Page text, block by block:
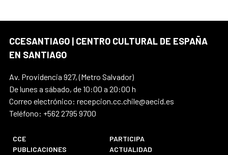
CCESANTIAGO | CENTRO CULTURAL DE ESPAÑA
EN SANTIAGO
Av. Providencia 927, (Metro Salvador)
De lunes a sábado, de 10:00 a 20:00 h
Correo electrónico: recepcion.cc.chile@aecid.es
Teléfono: +562 2795 9700
CCE
PARTICIPA
PUBLICACIONES
ACTUALIDAD